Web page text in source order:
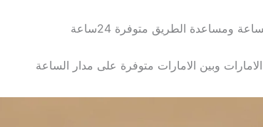
ومساعدة الطريق متوفرة 24ساعة
وبين الامارات متوفرة على مدار الساعة